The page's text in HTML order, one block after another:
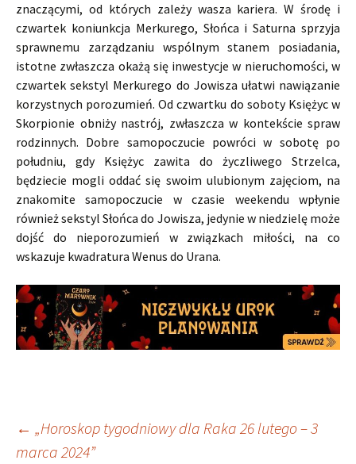
znaczącymi, od których zależy wasza kariera. W środę i
czwartek koniunkcja Merkurego, Słońca i Saturna sprzyja
sprawnemu zarządzaniu wspólnym stanem posiadania,
istotne zwłaszcza okażą się inwestycje w nieruchomości, w
czwartek sekstyl Merkurego do Jowisza ułatwi nawiązanie
korzystnych porozumień. Od czwartku do soboty Księżyc w
Skorpionie obniży nastrój, zwłaszcza w kontekście spraw
rodzinnych. Dobre samopoczucie powróci w sobotę po
południu, gdy Księżyc zawita do życzliwego Strzelca,
będziecie mogli oddać się swoim ulubionym zajęciom, na
znakomite samopoczucie w czasie weekendu wpłynie
również sekstyl Słońca do Jowisza, jedynie w niedzielę może
dojść do nieporozumień w związkach miłości, na co
wskazuje kwadratura Wenus do Urana.
Nawigacja
← „Horoskop tygodniowy dla Raka 26 lutego – 3
marca 2024”